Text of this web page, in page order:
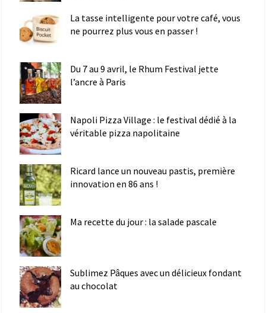
La tasse intelligente pour votre café, vous
ne pourrez plus vous en passer !
Du 7 au 9 avril, le Rhum Festival jette
l’ancre à Paris
Napoli Pizza Village : le festival dédié à la
véritable pizza napolitaine
Ricard lance un nouveau pastis, première
innovation en 86 ans !
Ma recette du jour : la salade pascale
Sublimez Pâques avec un délicieux fondant
au chocolat